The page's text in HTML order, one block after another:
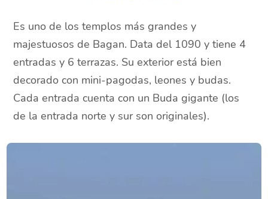
Es uno de los templos más grandes y
majestuosos de Bagan. Data del 1090 y tiene 4
entradas y 6 terrazas. Su exterior está bien
decorado con mini-pagodas, leones y budas.
Cada entrada cuenta con un Buda gigante (los
de la entrada norte y sur son originales).